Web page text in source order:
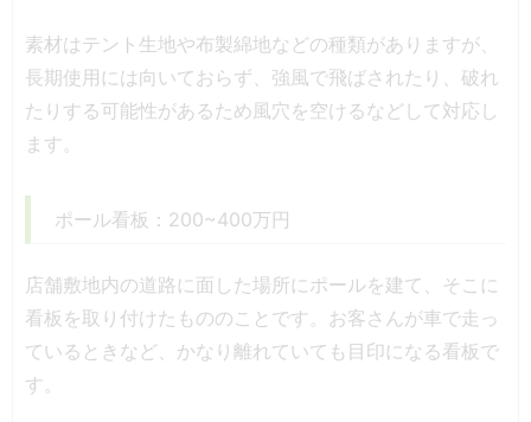
素材はテント生地や布製綿地などの種類がありますが、
長期使用には向いておらず、強風で飛ばされたり、破れ
たりする可能性があるため風穴を空けるなどして対応し
ます。
ポール看板：200~400万円
店舗敷地内の道路に面した場所にポールを建て、そこに
看板を取り付けたもののことです。お客さんが車で走っ
ているときなど、かなり離れていても目印になる看板で
す。